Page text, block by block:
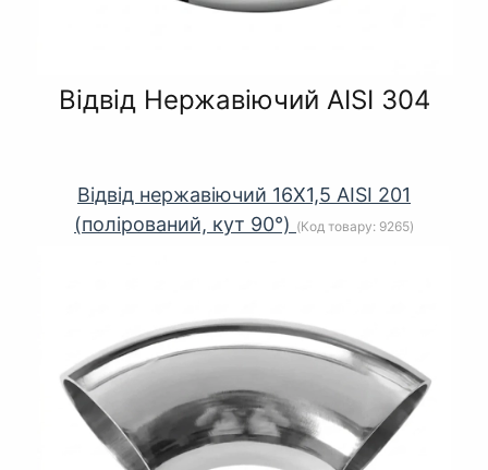
Відвід Нержавіючий AISI 304
Відвід нержавіючий 16Х1,5 AISI 201
(полірований, кут 90°) (Код товару: 9265)